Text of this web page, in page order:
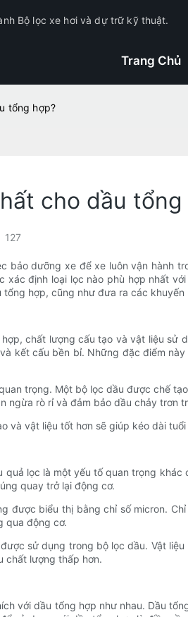
Bộ lọc xe hơi và dự trữ kỹ thuật.
Trang Chủ
tổng hợp?
cho dầu tổng
127
bảo dưỡng xe để xe luôn vận hành
xác định loại lọc nào phù hợp nhất
hợp, cũng như đưa ra các
chất lượng cấu tạo và vật liệu
kết cấu bền bỉ. Những đặc điểm
trọng. Một bộ lọc dầu được chế
ngừa rò rỉ và đảm bảo dầu chảy trơn
và vật liệu tốt hơn sẽ giúp kéo dài
quả lọc là một yếu tố quan trọng
quay trở lại động cơ.
được biểu thị bằng chỉ số micron.
qua động cơ.
sử dụng trong bộ lọc dầu. Vật
chất lượng thấp hơn.
với dầu tổng hợp như nhau. Dầu